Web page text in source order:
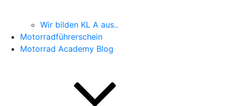
Wir bilden KL A aus..
Motorradführerschein
Motorrad Academy Blog